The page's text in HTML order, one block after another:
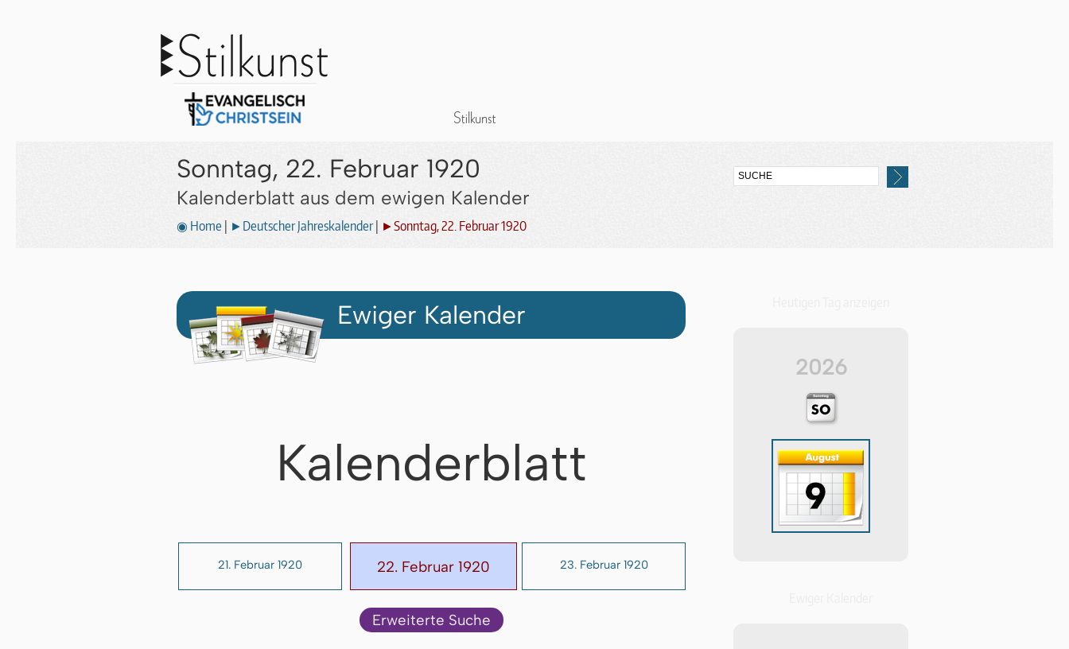
Sonntag, 22. Februar 1920
Kalenderblatt aus dem ewigen Kalender
◉ Home ►Deutscher Jahreskalender| ►Sonntag, 22. Februar 1920
Ewiger Kalender
Kalenderblatt
21. Februar 1920 22. Februar 1920 23. Februar 1920
Erweiterte Suche
2026